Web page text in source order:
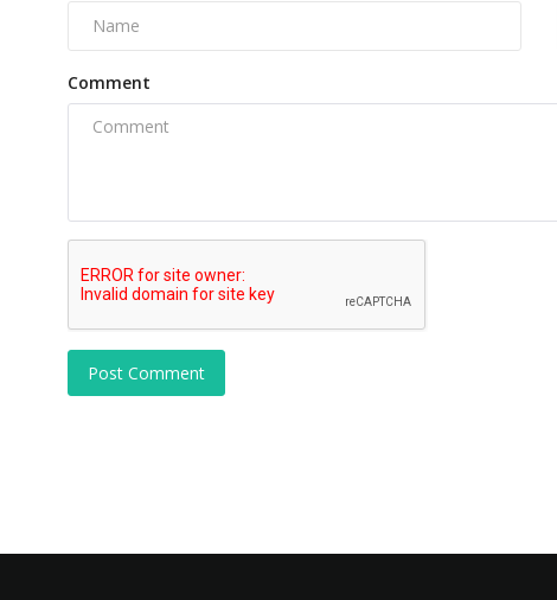
Comment
Post Comment